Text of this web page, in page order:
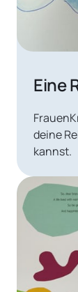
Eine
deine
kannst.